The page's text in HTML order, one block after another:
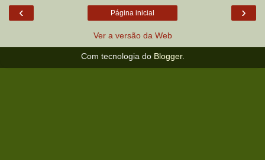
‹ ›
Página inicial
Ver a versão da Web
Com tecnologia do Blogger.